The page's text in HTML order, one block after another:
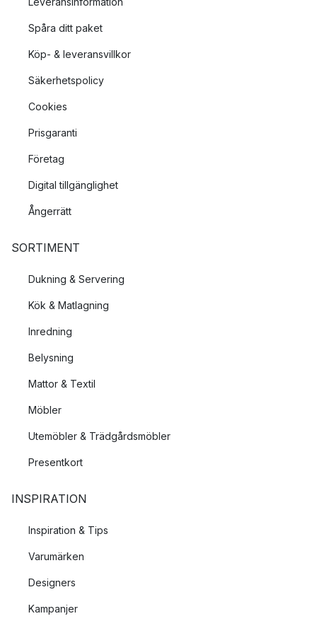
Spåra ditt paket
Köp- & leveransvillkor
Säkerhetspolicy
Cookies
Prisgaranti
Företag
Digital tillgänglighet
Ångerrätt
SORTIMENT
Dukning & Servering
Kök & Matlagning
Inredning
Belysning
Mattor & Textil
Möbler
Utemöbler & Trädgårdsmöbler
Presentkort
INSPIRATION
Inspiration & Tips
Varumärken
Designers
Kampanjer